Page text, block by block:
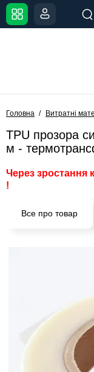
Головна Витратні
TPU прозора
м -
Через зростання
!
Все про товар